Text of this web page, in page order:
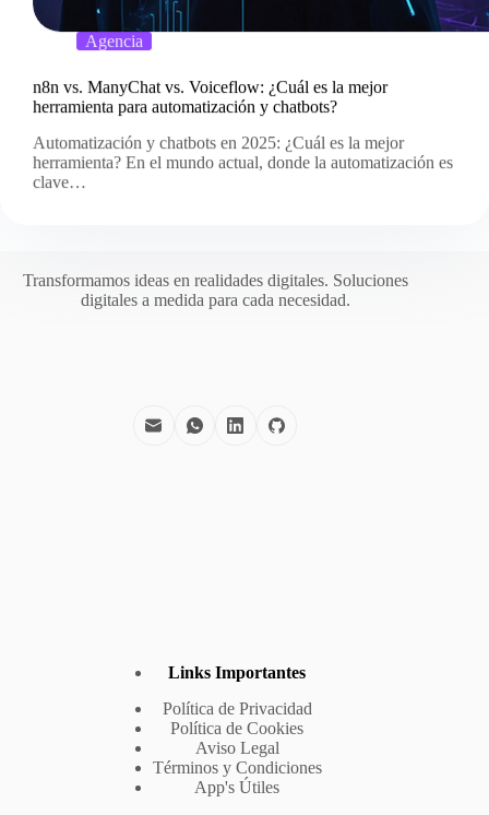
Agencia
n8n vs. ManyChat vs. Voiceflow: ¿Cuál es la mejor
herramienta para automatización y chatbots?
Automatización y chatbots en 2025: ¿Cuál es la mejor
herramienta? En el mundo actual, donde la automatización es
clave…
Transformamos ideas en realidades digitales. Soluciones
digitales a medida para cada necesidad.
Links Importantes
Política de Privacidad
Política de Cookies
Aviso Legal
Términos y Condiciones
App's Útiles